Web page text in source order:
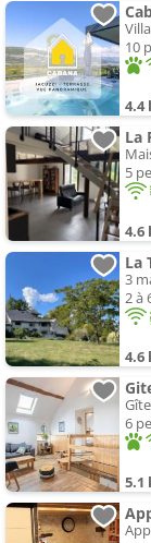
10
4.4
La
5
4.6
La
3
2 à
4.6
6
5.1